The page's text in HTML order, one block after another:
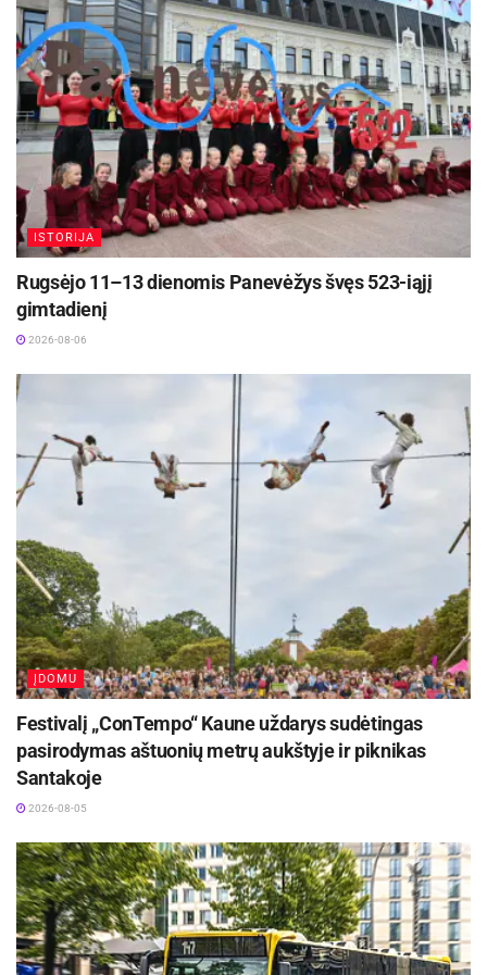
ISTORIJA
Rugsėjo 11–13 dienomis Panevėžys švęs 523-iąjį
gimtadienį
2026-08-06
ĮDOMU
Festivalį „ConTempo“ Kaune uždarys sudėtingas
pasirodymas aštuonių metrų aukštyje ir piknikas
Santakoje
2026-08-05